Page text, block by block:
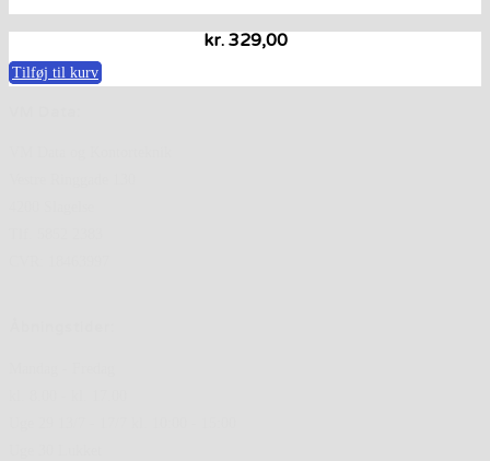
kr.329,00
Tilføj til kurv